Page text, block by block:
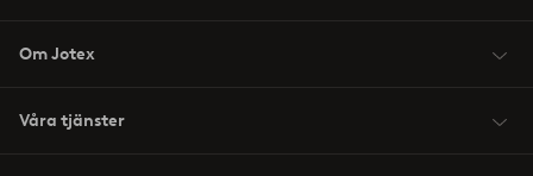
Om Jotex
Våra tjänster